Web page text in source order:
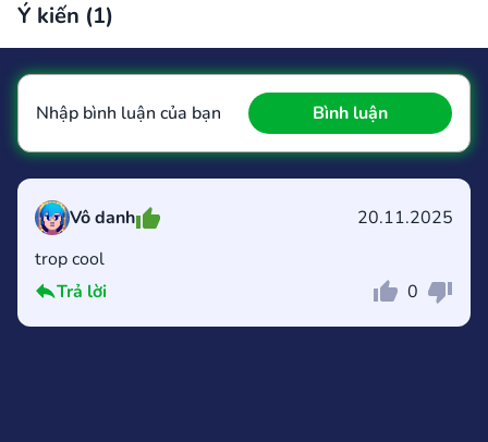
Ý kiến (1)
Vô danh
20.11.2025
trop cool
Trả lời
0
Nhập bình luận của bạn Bình luận
Bình luận